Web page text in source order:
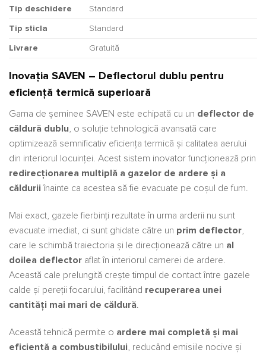
Tip deschidere Standard
Tip sticla Standard
Livrare Gratuită
Inovația SAVEN – Deflectorul dublu pentru
eficiență termică superioară
Gama de șeminee SAVEN este echipată cu un deflector de
căldură dublu , o soluție tehnologică avansată care
optimizează semnificativ eficiența termică și calitatea aerului
din interiorul locuinței. Acest sistem inovator funcționează prin
redirecționarea multiplă a gazelor de ardere și a
căldurii înainte ca acestea să fie evacuate pe coșul de fum.
Mai exact, gazele fierbinți rezultate în urma arderii nu sunt
evacuate imediat, ci sunt ghidate către un prim deflector
care le schimbă traiectoria și le direcționează către un al
doilea deflector aflat în interiorul camerei de ardere.
Această cale prelungită crește timpul de contact între gazele
calde și pereții focarului, facilitând recuperarea unei
cantități mai mari de căldură
Această tehnică permite o ardere mai completă și mai
eficientă a combustibilului , reducând emisiile nocive și